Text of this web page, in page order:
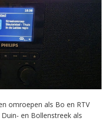
omroepen als Bo en RTV
en Bollenstreek als